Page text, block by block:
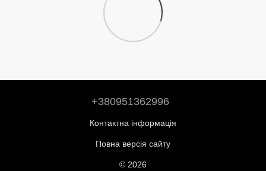
+380951362996
Контактна інформація
Повна версія сайту
© 2026